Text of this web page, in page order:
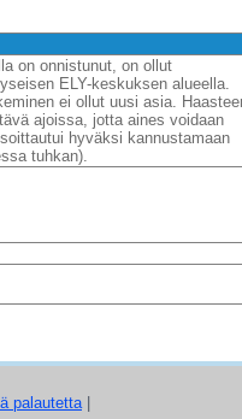
on onnistunut, on ollut
ELY-keskuksen alueella.
ei ollut uusi asia.
ajoissa, jotta aines voidaan
hyväksi kannustamaan
tuhkan).
palautetta